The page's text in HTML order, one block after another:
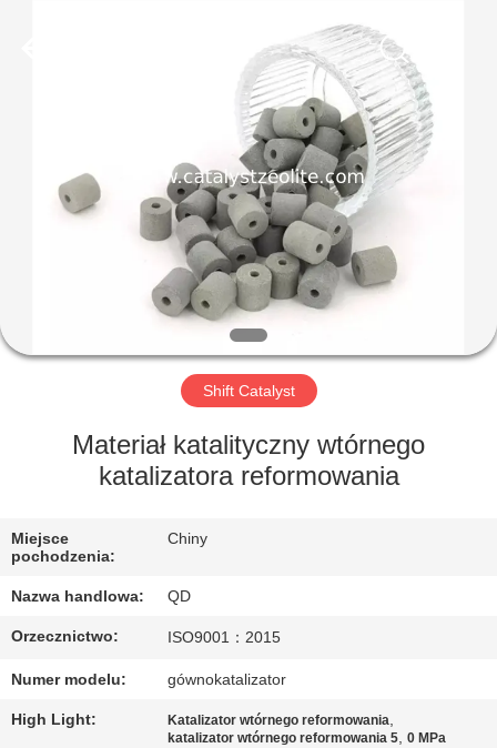
PRODUKTY
WYCIECZKA
FABRYCE
JAKOŚCI
SKONTAKTUJ
SIĘ
Z
NAMI
Shift Catalyst
Materiał katalityczny wtórnego
katalizatora reformowania
Miejsce
pochodzenia:
Chiny
Nazwa handlowa: QD
Orzecznictwo: ISO9001：2015
Numer modelu: gównokatalizator
High Light: Katalizator wtórnego reformowania,
katalizator wtórnego reformowania 5,0 MPa